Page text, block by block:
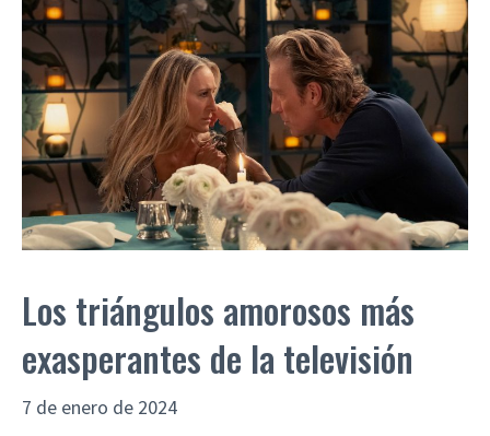
Los triángulos amorosos más
exasperantes de la televisión
7 de enero de 2024